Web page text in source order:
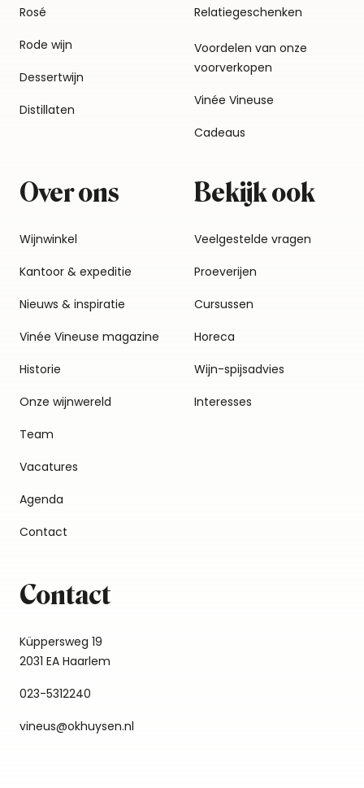
Rosé
Rode wijn
Dessertwijn
Distillaten
Relatiegeschenken
Voordelen van onze
voorverkopen
Vinée Vineuse
Cadeaus
Over ons
Wijnwinkel
Kantoor & expeditie
Nieuws & inspiratie
Vinée Vineuse magazine
Historie
Onze wijnwereld
Team
Vacatures
Agenda
Contact
Bekijk ook
Veelgestelde vragen
Proeverijen
Cursussen
Horeca
Wijn-spijsadvies
Interesses
Contact
Küppersweg 19
2031 EA Haarlem
023-5312240
vineus@okhuysen.nl